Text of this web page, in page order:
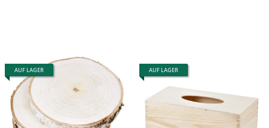
AUF LAGER AUF LAGER